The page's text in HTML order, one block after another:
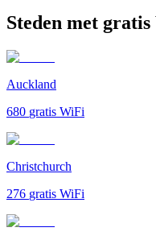
Steden met
Auckland
680 gratis WiFi
Christchurch
276 gratis WiFi